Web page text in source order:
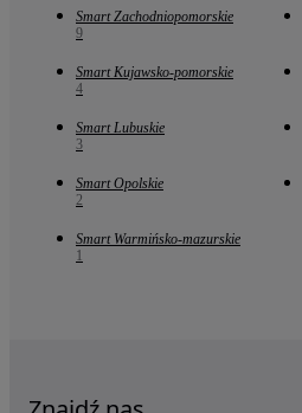
Smart Zachodniopomorskie
9
Smart Kujawsko-pomorskie
4
Smart Lubuskie
3
Smart Opolskie
2
Smart Warmińsko-mazurskie
1